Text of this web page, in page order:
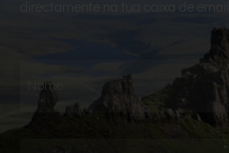
directamente na tua caixa de email.